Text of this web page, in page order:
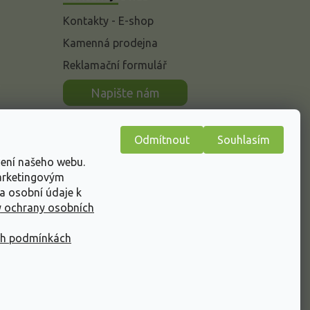
našeho webu.
osobní údaje k
ochrany osobních
podmínkách
Odmítnout Souhlasím
Kontakty - E-shop
Kamenná prodejna
Reklamační formulář
Napište nám